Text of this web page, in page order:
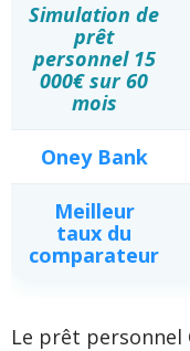
Simulation de
prêt
personnel 15
000€ sur 60
mois
Oney Bank
Meilleur
taux du
comparateur
Le prêt personnel